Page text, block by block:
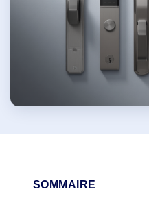
SOMMAIRE